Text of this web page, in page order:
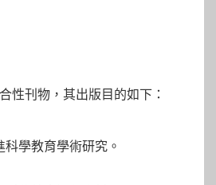
性刊物，其出版目的如下：
科學教育學術研究。